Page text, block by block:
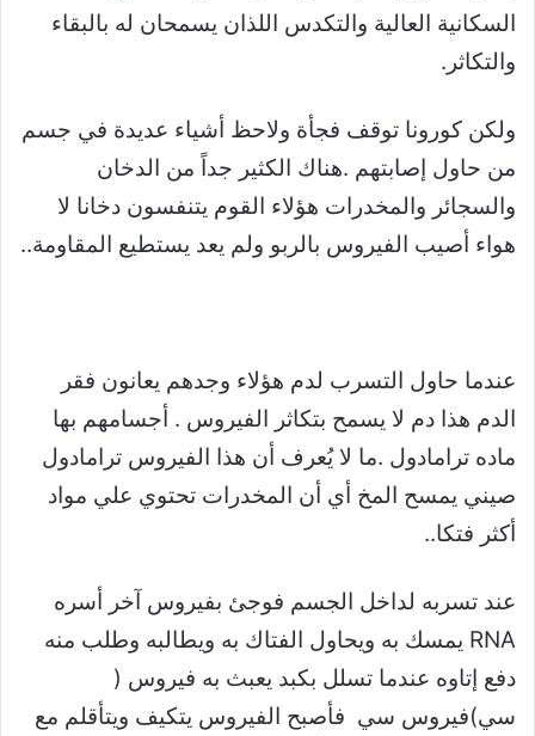
السكانية العالية والتكدس اللذان يسمحان له بالبقاء
والتكاثر.
ولكن كورونا توقف فجأة ولاحظ أشياء عديدة في جسم
من حاول إصابتهم .هناك الكثير جداً من الدخان
والسجائر والمخدرات هؤلاء القوم يتنفسون دخانا لا
هواء أصيب الفيروس بالربو ولم يعد يستطيع المقاومة..
عندما حاول التسرب لدم هؤلاء وجدهم يعانون فقر
الدم هذا دم لا يسمح بتكاثر الفيروس . أجسامهم بها
ماده ترامادول .ما لا يُعرف أن هذا الفيروس ترامادول
صيني يمسح المخ أي أن المخدرات تحتوي علي مواد
أكثر فتكا..
عند تسربه لداخل الجسم فوجئ بفيروس آخر أسره
RNA يمسك به ويحاول الفتاك به ويطالبه وطلب منه
دفع إتاوه عندما تسلل بكبد يعبث به فيروس (
سي)فيروس سي فأصبح الفيروس يتكيف ويتأقلم مع